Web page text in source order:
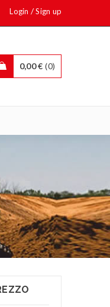
Login /Sign up
0,00€ 0